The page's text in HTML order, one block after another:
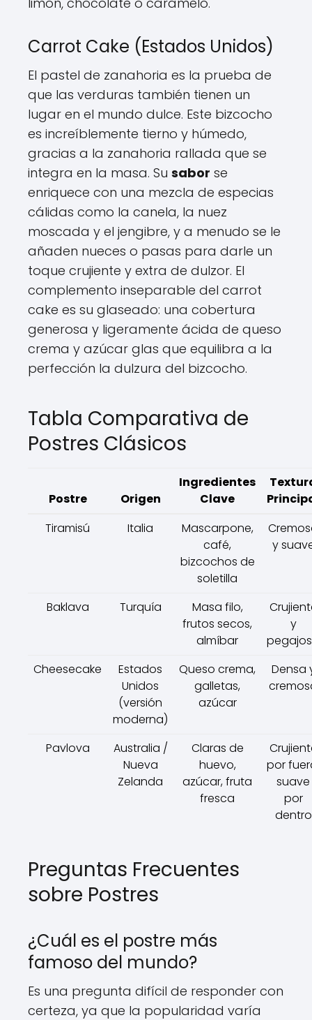
Carrot Cake (Estados Unidos)
El pastel de zanahoria es la prueba de
que las verduras también tienen un
lugar en el mundo dulce. Este bizcocho
es increíblemente tierno y húmedo,
gracias a la zanahoria rallada que se
integra en la masa. Su sabor se
enriquece con una mezcla de especias
cálidas como la canela, la nuez
moscada y el jengibre, y a menudo se le
añaden nueces o pasas para darle un
toque crujiente y extra de dulzor. El
complemento inseparable del carrot
cake es su glaseado: una cobertura
generosa y ligeramente ácida de queso
crema y azúcar glas que equilibra a la
perfección la dulzura del bizcocho.
Tabla Comparativa de
Postres Clásicos
Postre Origen
Ingredientes
Clave
Tiramisú
Italia
Mascarpone,
café,
bizcochos de
soletilla
y
Baklava Turquía
Masa filo,
frutos secos,
almíbar
y
Cheesecake
Estados
Unidos
(versión
moderna)
Queso crema,
galletas,
azúcar
Densa
Pavlova
Australia /
Nueva
Zelanda
Claras de
huevo,
azúcar, fruta
fresca
por
suave
por
dentro
Preguntas Frecuentes
sobre Postres
¿Cuál es el postre más
famoso del mundo?
Es una pregunta difícil de responder con
certeza, ya que la popularidad varía